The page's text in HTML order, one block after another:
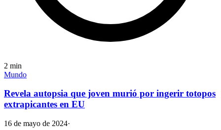
2 min
Mundo
Revela autopsia que joven murió por ingerir totopos
extrapicantes en EU
16 de mayo de 2024·